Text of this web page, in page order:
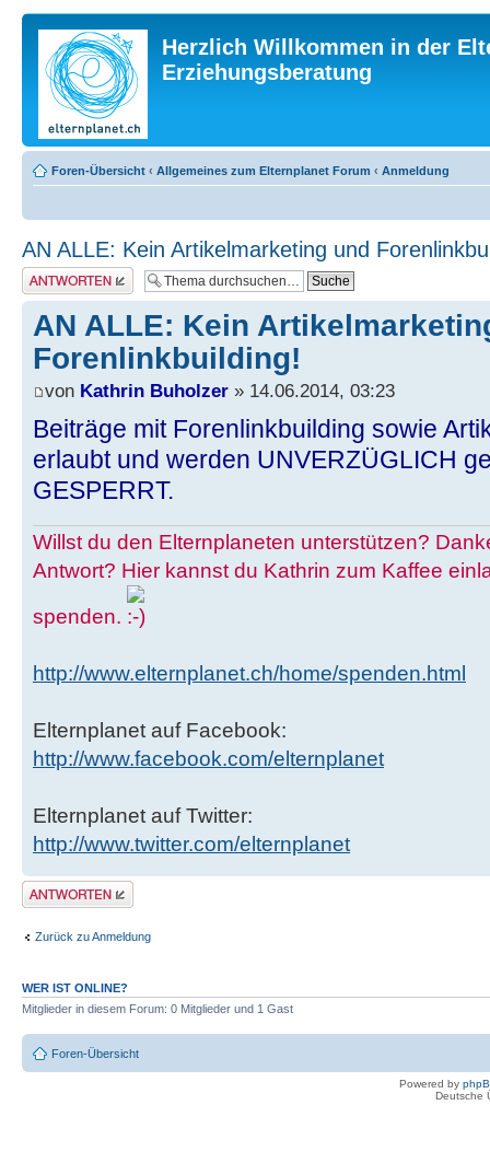
Herzlich Willkommen in der
Erziehungsberatung
Foren-Übersicht ‹ Allgemeines zum Elternplanet Forum ‹ Anmeldung
AN ALLE: Kein Artikelmarketing und
Antwort erstellen
AN ALLE: Kein
Forenlinkbuilding!
von Kathrin Buholzer » 14.06.2014, 03:23
Beiträge mit Forenlinkbuilding sowie
erlaubt und werden UNVERZÜGLICH
GESPERRT.
Willst du den Elternplaneten unterstützen?
Antwort? Hier kannst du Kathrin zum Kaffee
spenden.
http://www.elternplanet.ch/home/spenden.html
Elternplanet auf Facebook:
http://www.facebook.com/elternplanet
Elternplanet auf Twitter:
http://www.twitter.com/elternplanet
Antwort erstellen
Zurück zu Anmeldung
WER IST ONLINE?
Mitglieder in diesem Forum: 0 Mitglieder und 1 Gast
Foren-Übersicht
Powered by
Deutsche